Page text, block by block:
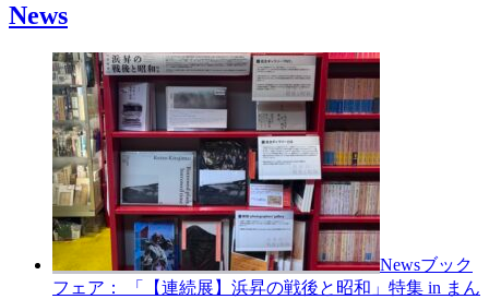
News
Newsブック
フェア： 「【連続展】浜昇の戦後と昭和」特集 in まん